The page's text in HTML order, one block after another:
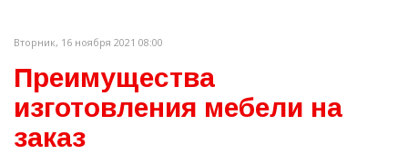
Вторник, 16 ноября 2021 08:00
Преимущества
изготовления мебели на
заказ